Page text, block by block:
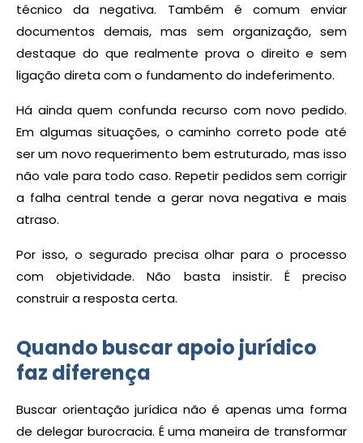
técnico da negativa. Também é comum enviar
documentos demais, mas sem organização, sem
destaque do que realmente prova o direito e sem
ligação direta com o fundamento do indeferimento.
Há ainda quem confunda recurso com novo pedido.
Em algumas situações, o caminho correto pode até
ser um novo requerimento bem estruturado, mas isso
não vale para todo caso. Repetir pedidos sem corrigir
a falha central tende a gerar nova negativa e mais
atraso.
Por isso, o segurado precisa olhar para o processo
com objetividade. Não basta insistir. É preciso
construir a resposta certa.
Quando buscar apoio jurídico
faz diferença
Buscar orientação jurídica não é apenas uma forma
de delegar burocracia. É uma maneira de transformar